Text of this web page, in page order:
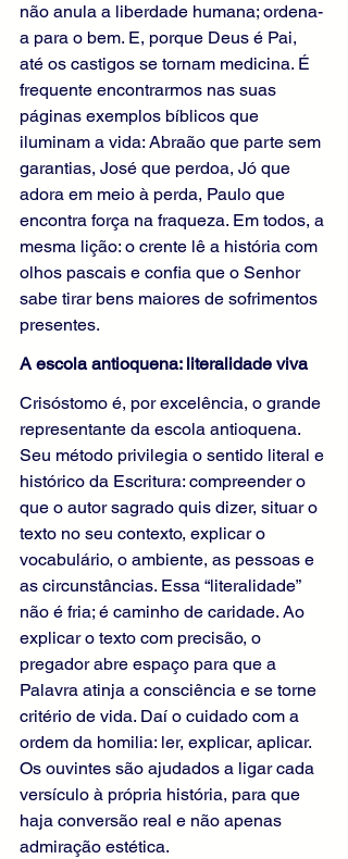
não anula a liberdade humana; ordena-
a para o bem. E, porque Deus é Pai,
até os castigos se tornam medicina. É
frequente encontrarmos nas suas
páginas exemplos bíblicos que
iluminam a vida: Abraão que parte sem
garantias, José que perdoa, Jó que
adora em meio à perda, Paulo que
encontra força na fraqueza. Em todos, a
mesma lição: o crente lê a história com
olhos pascais e confia que o Senhor
sabe tirar bens maiores de sofrimentos
presentes.
A escola antioquena: literalidade viva
Crisóstomo é, por excelência, o grande
representante da escola antioquena.
Seu método privilegia o sentido literal e
histórico da Escritura: compreender o
que o autor sagrado quis dizer, situar o
texto no seu contexto, explicar o
vocabulário, o ambiente, as pessoas e
as circunstâncias. Essa “literalidade”
não é fria; é caminho de caridade. Ao
explicar o texto com precisão, o
pregador abre espaço para que a
Palavra atinja a consciência e se torne
critério de vida. Daí o cuidado com a
ordem da homilia: ler, explicar, aplicar.
Os ouvintes são ajudados a ligar cada
versículo à própria história, para que
haja conversão real e não apenas
admiração estética.